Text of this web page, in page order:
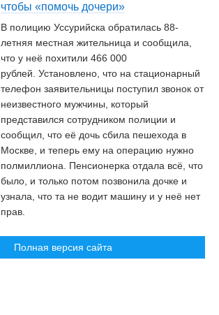
чтобы «помочь дочери»
В полицию Уссурийска обратилась 88-
летняя местная жительница и сообщила,
что у неё похитили 466 000
рублей. Установлено, что на стационарный
телефон заявительницы поступил звонок от
неизвестного мужчины, который
представился сотрудником полиции и
сообщил, что её дочь сбила пешехода в
Москве, и теперь ему на операцию нужно
полмиллиона. Пенсионерка отдала всё, что
было, и только потом позвонила дочке и
узнала, что та не водит машину и у неё нет
прав.
Полная версия сайта